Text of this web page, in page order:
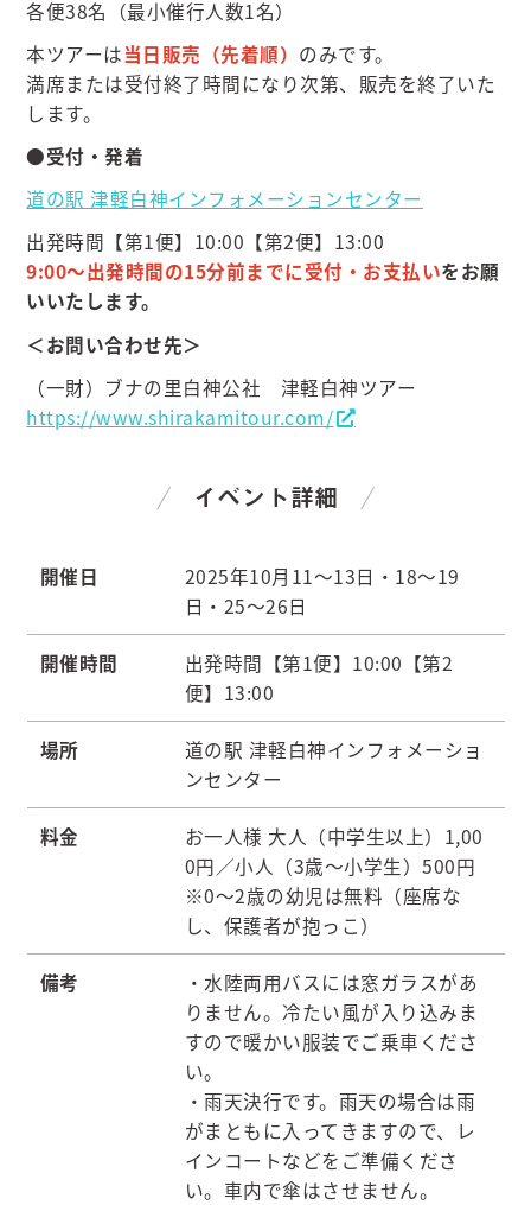
各便38名（最小催行人数1名）
本ツアーは当日販売（先着順） のみです。
満席または受付終了時間になり次第、販売を終了いた
します。
●受付・発着
道の駅 津軽白神インフォメーションセンター
出発時間【第1便】10:00【第2便】13:00
9:00～出発時間の15分前までに受付・お支払いをお願
いいたします。
＜お問い合わせ先＞
（一財）ブナの里白神公社 津軽白神ツアー
https://www.shirakamitour.com/
イベント詳細
開催日
2025年10月11～13日・18～19
日・25～26日
開催時間
出発時間【第1便】10:00【第2
便】13:00
場所
道の駅 津軽白神インフォメーショ
ンセンター
料金
お一人様 大人（中学生以上）1,00
0円／小人（3歳～小学生）500円
※0～2歳の幼児は無料（座席な
し、保護者が抱っこ）
備考
・水陸両用バスには窓ガラスがあ
りません。冷たい風が入り込みま
すので暖かい服装でご乗車くださ
い。
・雨天決行です。雨天の場合は雨
がまともに入ってきますので、レ
インコートなどをご準備くださ
い。車内で傘はさせません。